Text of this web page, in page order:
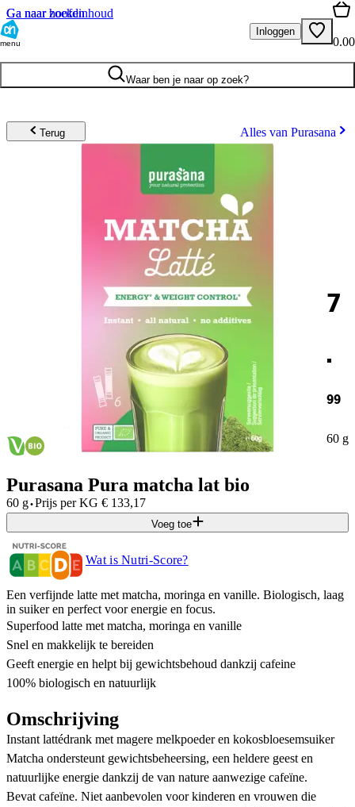
Ga naar hoofdinhoud
Ga naar zoeken
menu
Inloggen
0.00
Waar ben je naar op zoek?
Terug Alles van Purasana
7
.
99
60 g
Purasana Pura matcha lat bio
60 g·Prijs per KG € 133,17
Voeg toe
Wat is Nutri-Score?
Een verfijnde latte met matcha, moringa en vanille. Biologisch, laag
in suiker en perfect voor energie en focus.
Superfood latte met matcha, moringa en vanille
Snel en makkelijk te bereiden
Geeft energie en helpt bij gewichtsbehoud dankzij cafeine
100% biologisch en natuurlijk
Omschrijving
Instant lattédrank met magere melkpoeder en kokosbloesemsuiker
Matcha ondersteunt gewichtsbeheersing, een heldere geest en
natuurlijke energie dankzij de van nature aanwezige cafeïne.
Bevat cafeïne. Niet aanbevolen voor kinderen en vrouwen die